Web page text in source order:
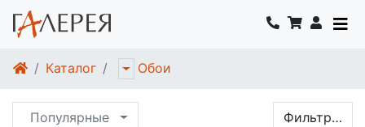
Каталог Обои
Популярные Фильтр…